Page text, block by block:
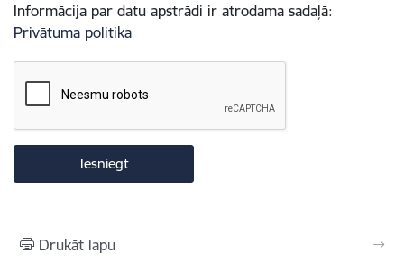
Informācija par datu apstrādi ir atrodama sadaļā:
Privātuma politika
Drukāt lapu